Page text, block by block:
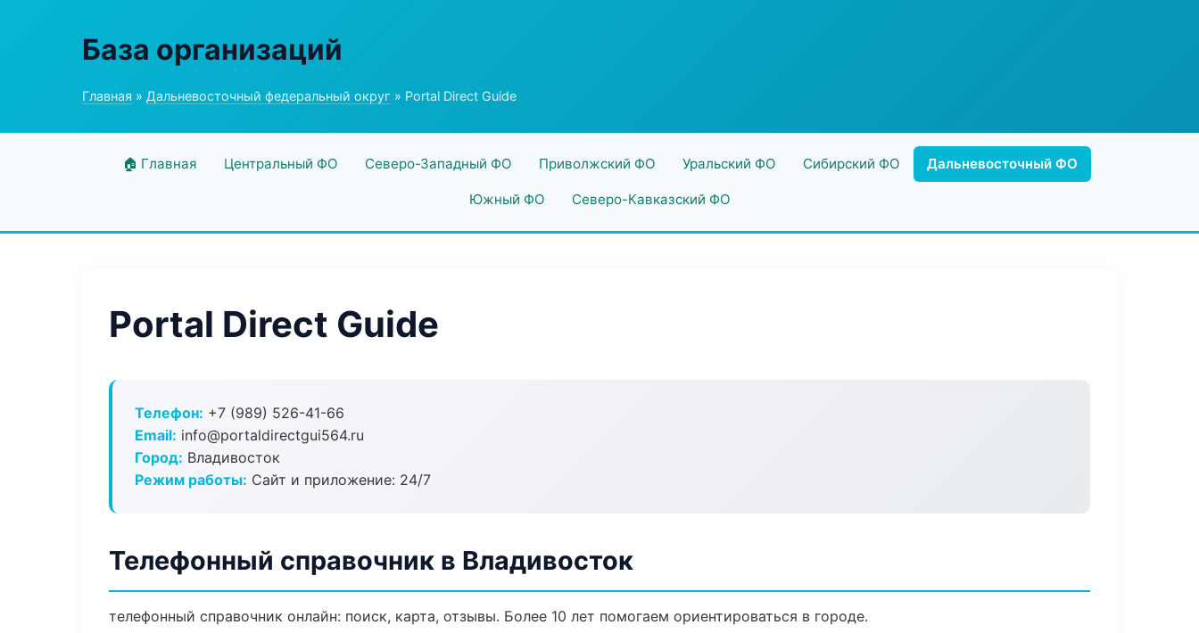
База организаций
Главная » Дальневосточный федеральный округ » Portal Direct Guide
🏠 Главная Центральный ФО Северо-Западный ФО Приволжский ФО Уральский ФО Сибирский ФО Дальневосточный ФО
Южный ФО Северо-Кавказский ФО
Portal Direct Guide
Телефон: +7 (989) 526-41-66
Email: info@portaldirectgui564.ru
Город: Владивосток
Режим работы: Сайт и приложение: 24/7
Телефонный справочник в Владивосток
телефонный справочник онлайн: поиск, карта, отзывы. Более 10 лет помогаем ориентироваться в городе.